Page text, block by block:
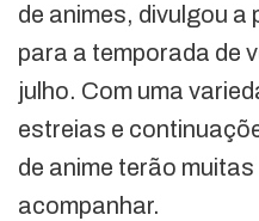
de animes, divulgou
para a temporada de
julho. Com uma
estreias e
de anime terão
acompanhar.